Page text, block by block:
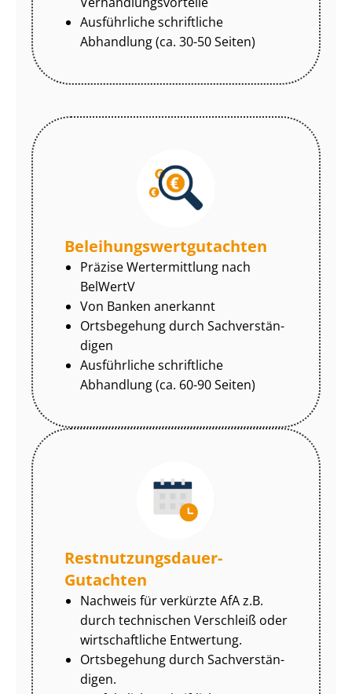
Ausführliche schriftliche
Abhandlung (ca. 30-50 Seiten)
Be­lei­hungs­wert­gut­ach­ten
Präzise Wertermittlung nach
BelWertV
Von Banken anerkannt
Ortsbegehung durch Sach­ver­stän­
di­gen
Ausführliche schriftliche
Abhandlung (ca. 60-90 Seiten)
Rest­nut­zungs­dau­er-
Gutachten
Nachweis für verkürzte AfA z.B.
durch technischen Verschleiß oder
wirtschaftliche Entwertung.
Ortsbegehung durch Sach­ver­stän­
di­gen.